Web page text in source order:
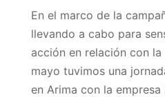
En el marco de la
llevando a cabo para
acción en relación con
mayo tuvimos una
en Arima con la empresa